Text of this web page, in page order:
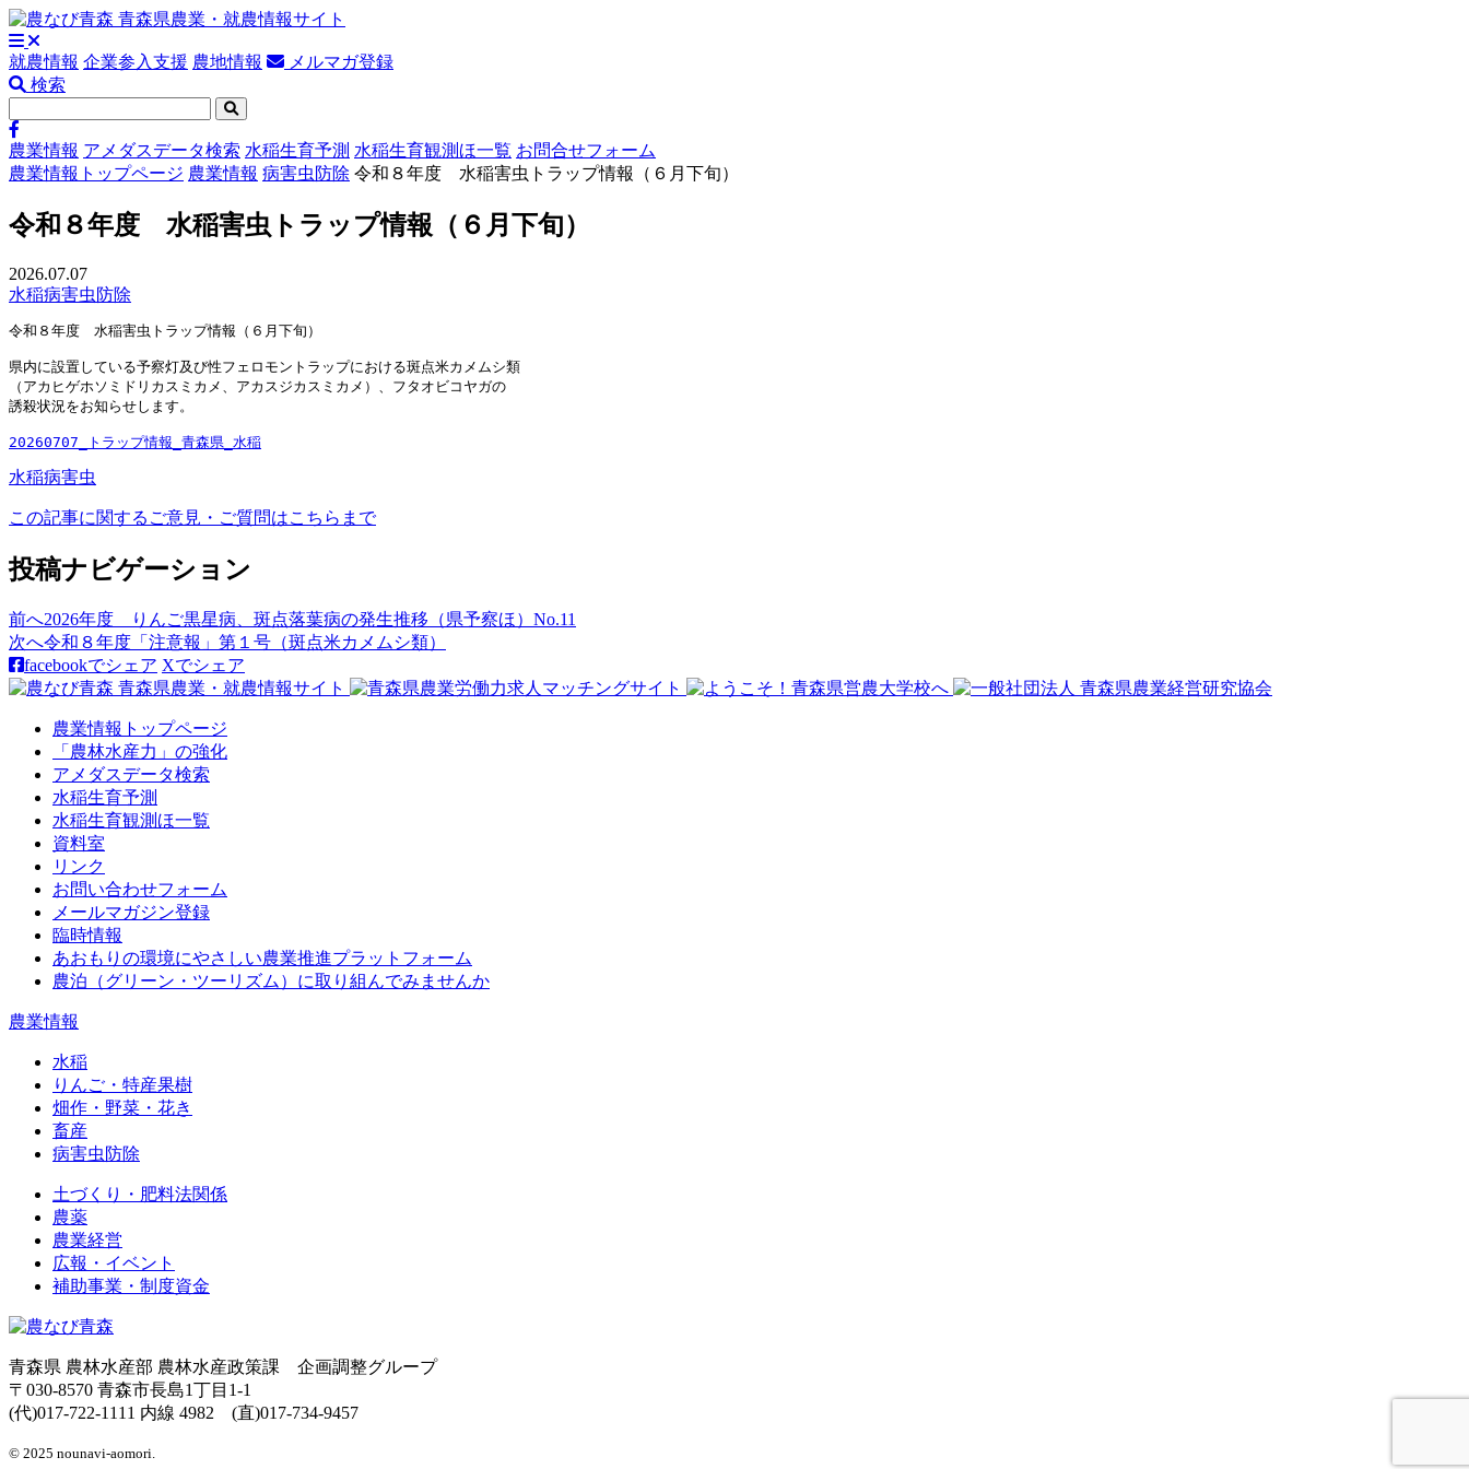
就農情報 企業参入支援 農地情報
メルマガ登録
検索
農業情報 アメダスデータ検索 水稲生育予測 水稲生育観測ほ一覧 お問合せフォーム
農業情報トップページ 農業情報 病害虫防除 令和８年度 水稲害虫トラップ情報（６月下旬）
令和８年度 水稲害虫トラップ情報（６月下旬）
2026.07.07
水稲病害虫防除
令和８年度　水稲害虫トラップ情報（６月下旬）
県内に設置している予察灯及び性フェロモントラップにおける斑点米カメムシ類
（アカヒゲホソミドリカスミカメ、アカスジカスミカメ）、フタオビコヤガの
誘殺状況をお知らせします。
20260707_トラップ情報_青森県_水稲
水稲病害虫
この記事に関するご意見・ご質問はこちらまで
投稿ナビゲーション
前へ2026年度 りんご黒星病、斑点落葉病の発生推移（県予察ほ）No.11
次へ令和８年度「注意報」第１号（斑点米カメムシ類）
facebookでシェア Xでシェア
農業情報トップページ
「農林水産力」の強化
アメダスデータ検索
水稲生育予測
水稲生育観測ほ一覧
資料室
リンク
お問い合わせフォーム
メールマガジン登録
臨時情報
あおもりの環境にやさしい農業推進プラットフォーム
農泊（グリーン・ツーリズム）に取り組んでみませんか
農業情報
水稲
りんご・特産果樹
畑作・野菜・花き
畜産
病害虫防除
土づくり・肥料法関係
農薬
農業経営
広報・イベント
補助事業・制度資金
青森県 農林水産部 農林水産政策課 企画調整グループ
〒030-8570 青森市長島1丁目1-1
(代)017-722-1111 内線 4982 (直)017-734-9457
© 2025 nounavi-aomori.